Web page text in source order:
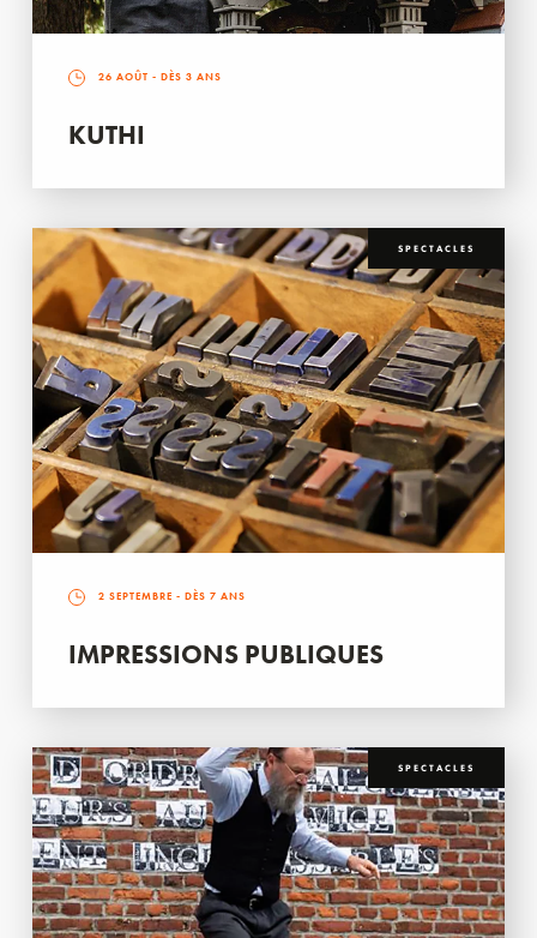
26 AOÛT - DÈS 3 ANS
KUTHI
SPECTACLES
2 SEPTEMBRE - DÈS 7 ANS
IMPRESSIONS PUBLIQUES
SPECTACLES